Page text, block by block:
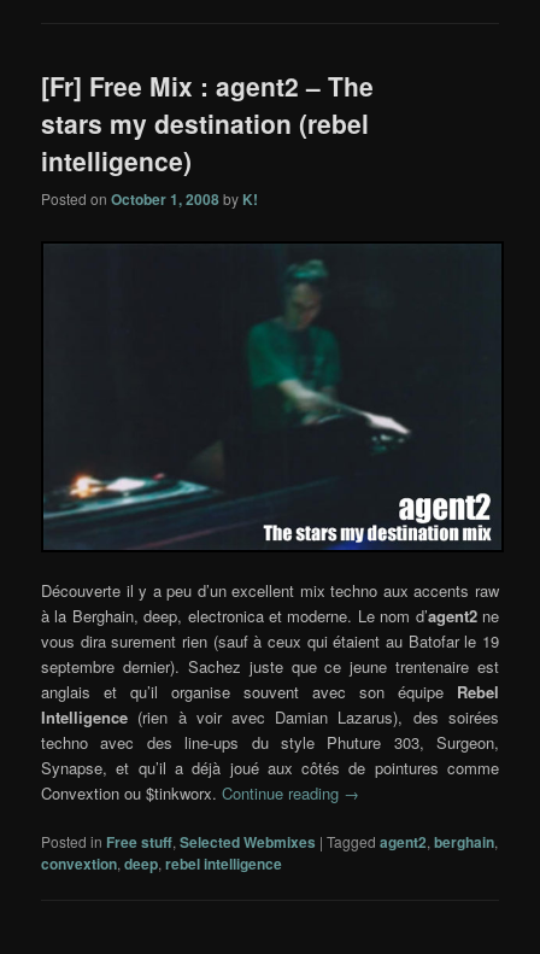
[Fr] Free Mix : agent2 – The
stars my destination (rebel
intelligence)
Posted onOctober 1, 2008by K!
Découverte il y a peu d’un excellent mix techno aux accents raw
à la Berghain, deep, electronica et moderne. Le nom d’agent2ne
vous dira surement rien (sauf à ceux qui étaient au Batofar le 19
septembre dernier). Sachez juste que ce jeune trentenaire est
anglais et qu’il organise souvent avec son équipe Rebel
Intelligence (rien à voir avec Damian Lazarus), des soirées
techno avec des line-ups du style Phuture 303, Surgeon,
Synapse, et qu’il a déjà joué aux côtés de pointures comme
Convextion ou $tinkworx.Continue reading →
Posted in Free stuff,Selected Webmixes |Tagged agent2,berghain,
convextion,deep,rebel intelligence